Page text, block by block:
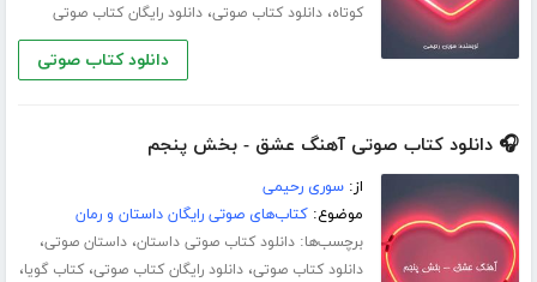
کوتاه،دانلود کتاب صوتی،دانلود رایگان کتاب صوتی
دانلود کتاب صوتی
🎧 دانلود کتاب صوتی آهنگ عشق - بخش پنجم
از:سوری رحیمی
موضوع:کتاب‌های صوتی رایگان داستان و رمان
برچسب‌ها:دانلود کتاب صوتی داستان،داستان صوتی،
دانلود کتاب صوتی،دانلود رایگان کتاب صوتی،کتاب گویا،